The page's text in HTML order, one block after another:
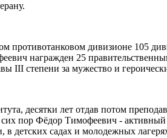
противотанковом дивизионе 105
награжден 25
III степени за мужество и
десятки лет отдав потом
пор Фёдор Тимофеевич - активный
детских садах и молодежных